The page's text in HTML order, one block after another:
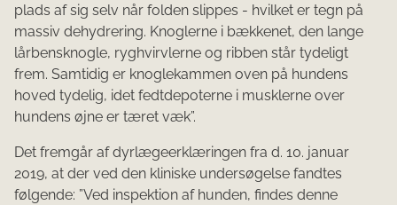
plads af sig selv når folden slippes - hvilket er tegn på
massiv dehydrering. Knoglerne i bækkenet, den lange
lårbensknogle, ryghvirvlerne og ribben står tydeligt
frem. Samtidig er knoglekammen oven på hundens
hoved tydelig, idet fedtdepoterne i musklerne over
hundens øjne er tæret væk”.
Det fremgår af dyrlægeerklæringen fra d. 10. januar
2019, at der ved den kliniske undersøgelse fandtes
følgende: ”Ved inspektion af hunden, findes denne